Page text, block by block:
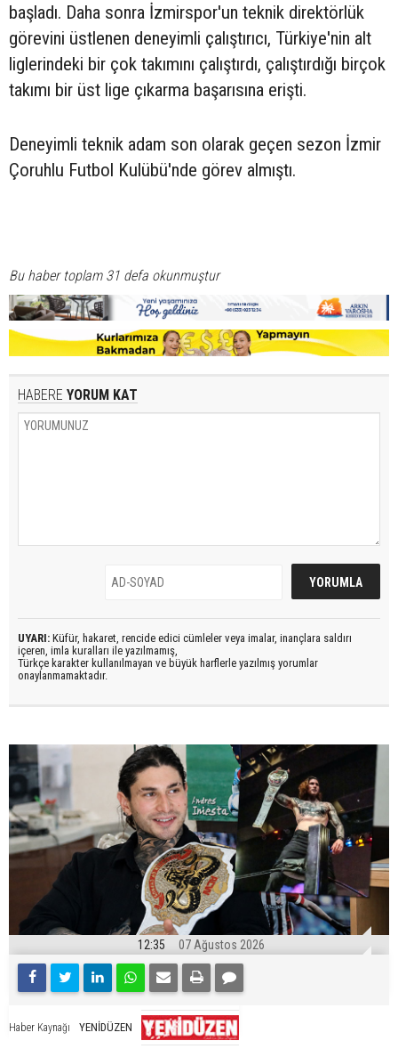
başladı. Daha sonra İzmirspor'un teknik direktörlük
görevini üstlenen deneyimli çalıştırıcı, Türkiye'nin alt
liglerindeki bir çok takımını çalıştırdı, çalıştırdığı birçok
takımı bir üst lige çıkarma başarısına erişti.
Deneyimli teknik adam son olarak geçen sezon İzmir
Çoruhlu Futbol Kulübü'nde görev almıştı.
Bu haber toplam 31 defa okunmuştur
HABERE YORUM KAT
UYARI: Küfür, hakaret, rencide edici cümleler veya imalar, inançlara saldırı
içeren, imla kuralları ile yazılmamış,
Türkçe karakter kullanılmayan ve büyük harflerle yazılmış yorumlar
onaylanmamaktadır.
12:35 07 Ağustos 2026
Haber Kaynağı YENİDÜZEN